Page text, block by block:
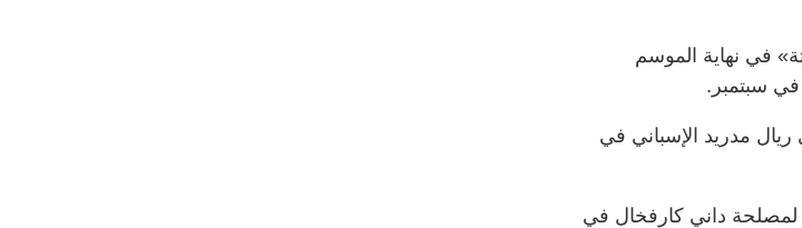
الثلاثة» في نهاية الموسم
في سبتمبر.
ريال مدريد الإسباني في
لمصلحة داني كارفخال في